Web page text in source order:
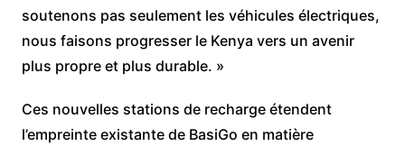
soutenons pas seulement les véhicules électriques,
nous faisons progresser le Kenya vers un avenir
plus propre et plus durable. »
Ces nouvelles stations de recharge étendent
l’empreinte existante de BasiGo en matière